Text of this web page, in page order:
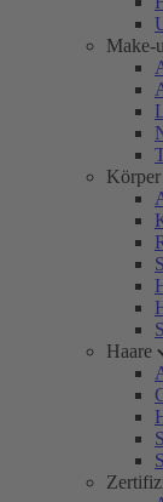
Make-
Körper
Haare